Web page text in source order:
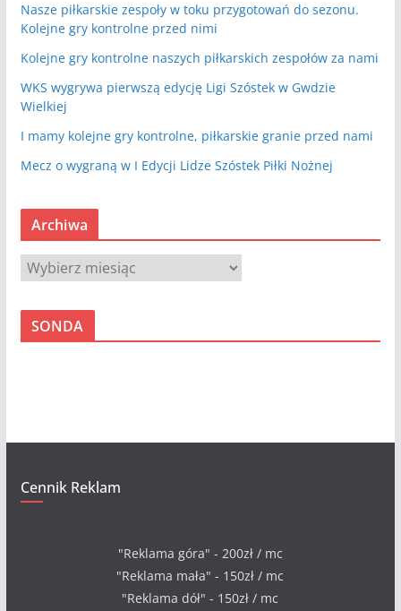
Nasze piłkarskie zespoły w toku przygotowań do sezonu.
Kolejne gry kontrolne przed nimi
Kolejne gry kontrolne naszych piłkarskich zespołów za nami
WKS wygrywa pierwszą edycję Ligi Szóstek w Gwdzie
Wielkiej
I mamy kolejne gry kontrolne, piłkarskie granie przed nami
Mecz o wygraną w I Edycji Lidze Szóstek Piłki Nożnej
Archiwa
A
r
c
SONDA
Cennik Reklam
"Reklama góra" - 200zł / mc
"Reklama mała" - 150zł / mc
"Reklama dół" - 150zł / mc